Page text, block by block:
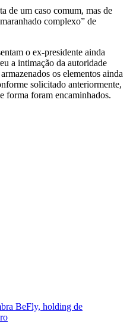
de um caso comum, mas de
complexo” de
o ex-presidente ainda
a intimação da autoridade
os elementos ainda
solicitado anteriormente,
forma foram encaminhados.